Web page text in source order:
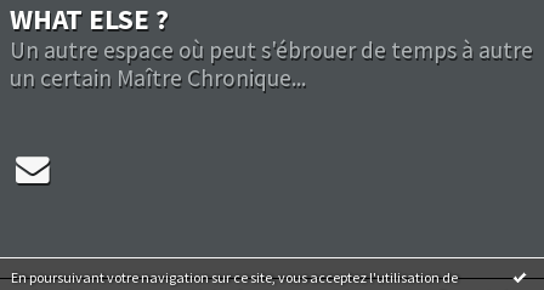
En poursuivant votre navigation sur ce site, vous acceptez l'utilisation de
WHAT ELSE ?
Un autre espace où peut s'ébrouer de temps à autre
un certain Maître Chronique...